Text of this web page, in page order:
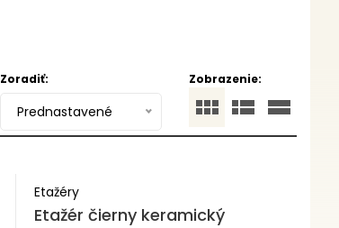
Zobrazenie:
Zoradiť:
Prednastavené
Etažéry
Etažér čierny keramický